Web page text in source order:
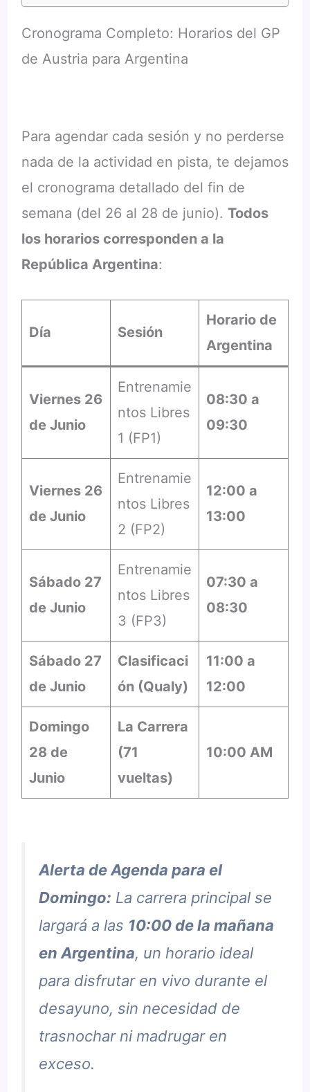
Cronograma Completo: Horarios del GP
de Austria para Argentina
Para agendar cada sesión y no perderse
nada de la actividad en pista, te dejamos
el cronograma detallado del fin de
semana (del 26 al 28 de junio). Todos
los horarios corresponden a la
República Argentina:
Día Sesión
Horario de
Argentina
Viernes 26
de Junio
Entrenamie
ntos Libres
1 (FP1)
08:30 a
09:30
Viernes 26
de Junio
Entrenamie
ntos Libres
2 (FP2)
12:00 a
13:00
Sábado 27
de Junio
Entrenamie
ntos Libres
3 (FP3)
07:30 a
08:30
Sábado 27
de Junio
Clasificaci
ón (Qualy)
11:00 a
12:00
Domingo
28 de
Junio
La Carrera
(71
vueltas)
10:00 AM
Alerta de Agenda para el
Domingo: La carrera principal se
largará a las 10:00 de la mañana
en Argentina, un horario ideal
para disfrutar en vivo durante el
desayuno, sin necesidad de
trasnochar ni madrugar en
exceso.